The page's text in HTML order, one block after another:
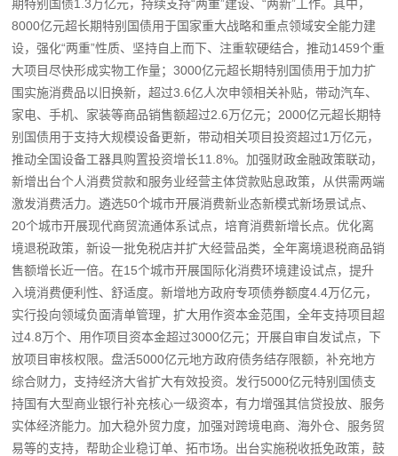
期特别国债1.3万亿元，持续支持“两重”建设、“两新”工作。其中，
8000亿元超长期特别国债用于国家重大战略和重点领域安全能力建
设，强化“两重”性质、坚持自上而下、注重软硬结合，推动1459个重
大项目尽快形成实物工作量；3000亿元超长期特别国债用于加力扩
围实施消费品以旧换新，超过3.6亿人次申领相关补贴，带动汽车、
家电、手机、家装等商品销售额超过2.6万亿元；2000亿元超长期特
别国债用于支持大规模设备更新，带动相关项目投资超过1万亿元，
推动全国设备工器具购置投资增长11.8%。加强财政金融政策联动，
新增出台个人消费贷款和服务业经营主体贷款贴息政策，从供需两端
激发消费活力。遴选50个城市开展消费新业态新模式新场景试点、
20个城市开展现代商贸流通体系试点，培育消费新增长点。优化离
境退税政策，新设一批免税店并扩大经营品类，全年离境退税商品销
售额增长近一倍。在15个城市开展国际化消费环境建设试点，提升
入境消费便利性、舒适度。新增地方政府专项债券额度4.4万亿元，
实行投向领域负面清单管理，扩大用作资本金范围，全年支持项目超
过4.8万个、用作项目资本金超过3000亿元；开展自审自发试点，下
放项目审核权限。盘活5000亿元地方政府债务结存限额，补充地方
综合财力，支持经济大省扩大有效投资。发行5000亿元特别国债支
持国有大型商业银行补充核心一级资本，有力增强其信贷投放、服务
实体经济能力。加大稳外贸力度，加强对跨境电商、海外仓、服务贸
易等的支持，帮助企业稳订单、拓市场。出台实施税收抵免政策，鼓